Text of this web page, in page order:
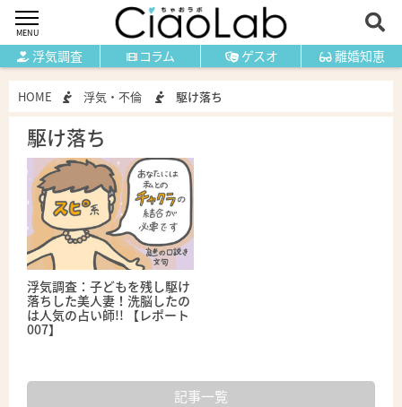
浮気調査 コラム ゲスオ 離婚知恵
MENU
HOME 浮気・不倫 駆け落ち
駆け落ち
浮気調査：子どもを残し駆け
落ちした美人妻！洗脳したの
は人気の占い師!! 【レポート
007】
記事一覧